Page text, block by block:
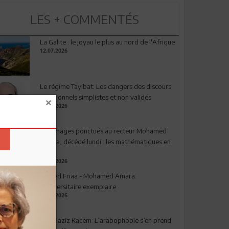
LES + COMMENTÉS
La Galite : le joyau le plus au nord de l'Afrique
12.07.2026
Le régime Tayibat: Les dangers des discours
nutritionnels simplistes et non validés
09.07.2026
Hommages ponctués au recteur Mohamed
Amara, décédé lundi : les mathématiques en
03.08.2026
Ahmed Friaa - Mohamed Amara:
l’Universitaire exemplaire
04.08.2026
Abdelaziz Kacem: L’arabophobie s’en prend